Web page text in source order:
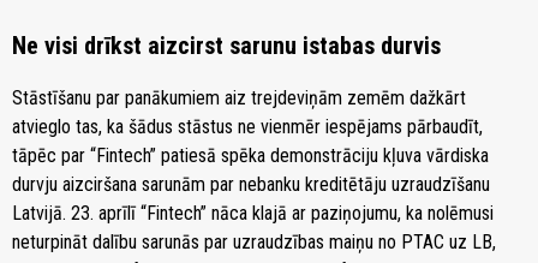
Ne visi drīkst aizcirst sarunu istabas durvis
Stāstīšanu par panākumiem aiz trejdeviņām zemēm dažkārt
atvieglo tas, ka šādus stāstus ne vienmēr iespējams pārbaudīt,
tāpēc par “Fintech” patiesā spēka demonstrāciju kļuva vārdiska
durvju aizciršana sarunām par nebanku kreditētāju uzraudzīšanu
Latvijā. 23. aprīlī “Fintech” nāca klajā ar paziņojumu, ka nolēmusi
neturpināt dalību sarunās par uzraudzības maiņu no PTAC uz LB,